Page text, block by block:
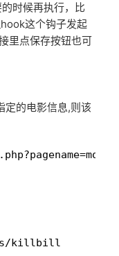
时候再执行，比
这个钩子发起
里点保存按钮也可
定的电影信息,则该
killbill